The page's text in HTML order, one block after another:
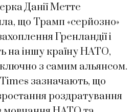
Данії Метте
що Трамп «серйозно»
Гренландії і
на іншу країну НАТО,
з самим альянсом.
зазначають, що
роздратування